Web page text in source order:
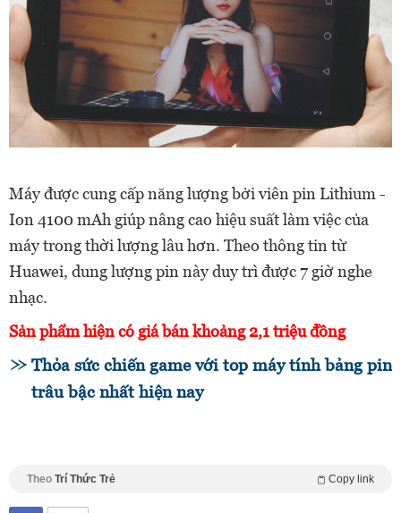
Máy được cung cấp năng lượng bởi viên pin Lithium -
Ion 4100 mAh giúp nâng cao hiệu suất làm việc của
máy trong thời lượng lâu hơn. Theo thông tin từ
Huawei, dung lượng pin này duy trì được 7 giờ nghe
nhạc.
Sản phẩm hiện có giá bán khoảng 2,1 triệu đồng
Thỏa sức chiến game với top máy tính bảng pin
trâu bậc nhất hiện nay
Theo Trí Thức Trẻ Copy link